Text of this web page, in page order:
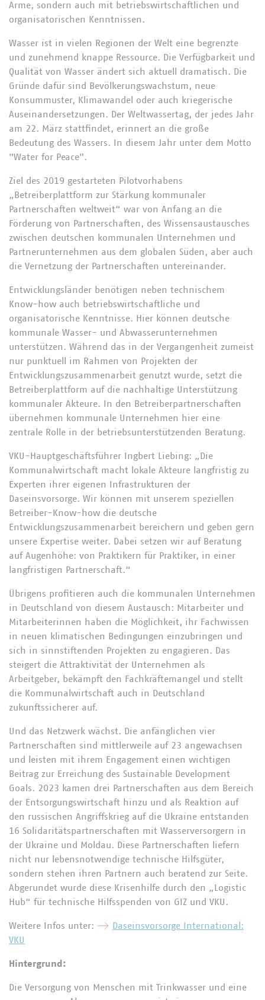
Arme, sondern auch mit betriebswirtschaftlichen und
organisatorischen Kenntnissen.
Wasser ist in vielen Regionen der Welt eine begrenzte
und zunehmend knappe Ressource. Die Verfügbarkeit und
Qualität von Wasser ändert sich aktuell dramatisch. Die
Gründe dafür sind Bevölkerungswachstum, neue
Konsummuster, Klimawandel oder auch kriegerische
Auseinandersetzungen. Der Weltwassertag, der jedes Jahr
am 22. März stattfindet, erinnert an die große
Bedeutung des Wassers. In diesem Jahr unter dem Motto
"Water for Peace".
Ziel des 2019 gestarteten Pilotvorhabens
„Betreiberplattform zur Stärkung kommunaler
Partnerschaften weltweit“ war von Anfang an die
Förderung von Partnerschaften, des Wissensaustausches
zwischen deutschen kommunalen Unternehmen und
Partnerunternehmen aus dem globalen Süden, aber auch
die Vernetzung der Partnerschaften untereinander.
Entwicklungsländer benötigen neben technischem
Know-how auch betriebswirtschaftliche und
organisatorische Kenntnisse. Hier können deutsche
kommunale Wasser- und Abwasserunternehmen
unterstützen. Während das in der Vergangenheit zumeist
nur punktuell im Rahmen von Projekten der
Entwicklungszusammenarbeit genutzt wurde, setzt die
Betreiberplattform auf die nachhaltige Unterstützung
kommunaler Akteure. In den Betreiberpartnerschaften
übernehmen kommunale Unternehmen hier eine
zentrale Rolle in der betriebsunterstützenden Beratung.
VKU-Hauptgeschäftsführer Ingbert Liebing: „Die
Kommunalwirtschaft macht lokale Akteure langfristig zu
Experten ihrer eigenen Infrastrukturen der
Daseinsvorsorge. Wir können mit unserem speziellen
Betreiber-Know-how die deutsche
Entwicklungszusammenarbeit bereichern und geben gern
unsere Expertise weiter. Dabei setzen wir auf Beratung
auf Augenhöhe: von Praktikern für Praktiker, in einer
langfristigen Partnerschaft.“
Übrigens profitieren auch die kommunalen Unternehmen
in Deutschland von diesem Austausch: Mitarbeiter und
Mitarbeiterinnen haben die Möglichkeit, ihr Fachwissen
in neuen klimatischen Bedingungen einzubringen und
sich in sinnstiftenden Projekten zu engagieren. Das
steigert die Attraktivität der Unternehmen als
Arbeitgeber, bekämpft den Fachkräftemangel und stellt
die Kommunalwirtschaft auch in Deutschland
zukunftssicherer auf.
Und das Netzwerk wächst. Die anfänglichen vier
Partnerschaften sind mittlerweile auf 23 angewachsen
und leisten mit ihrem Engagement einen wichtigen
Beitrag zur Erreichung des Sustainable Development
Goals. 2023 kamen drei Partnerschaften aus dem Bereich
der Entsorgungswirtschaft hinzu und als Reaktion auf
den russischen Angriffskrieg auf die Ukraine entstanden
16 Solidaritätspartnerschaften mit Wasserversorgern in
der Ukraine und Moldau. Diese Partnerschaften liefern
nicht nur lebensnotwendige technische Hilfsgüter,
sondern stehen ihren Partnern auch beratend zur Seite.
Abgerundet wurde diese Krisenhilfe durch den „Logistic
Hub“ für technische Hilfsspenden von GIZ und VKU.
Weitere Infos unter:
Daseinsvorsorge International:
VKU
Hintergrund:
Die Versorgung von Menschen mit Trinkwasser und eine